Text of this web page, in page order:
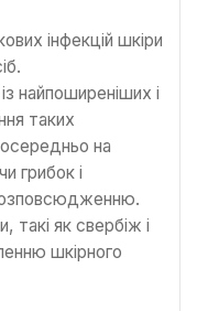
інфекцій шкіри
найпоширеніших і
таких
на
грибок і
як свербіж і
шкірного